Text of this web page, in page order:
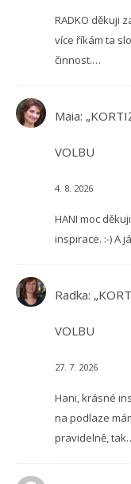
RADKO děkuji
více říkám ta
činnost.…
Maia:
VOLBU
4. 8. 2026
HANI moc
inspirace. :-) A
Radka:
VOLBU
27. 7. 2026
Hani, krásné
na podlaze
pravidelně,